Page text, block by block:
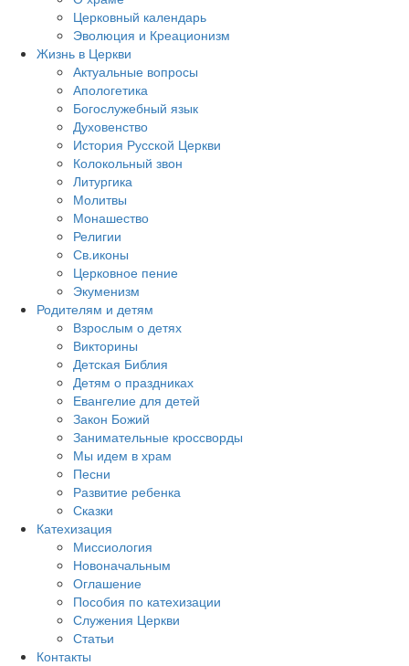
Церковный календарь
Эволюция и Креационизм
Жизнь в Церкви
Актуальные вопросы
Апологетика
Богослужебный язык
Духовенство
История Русской Церкви
Колокольный звон
Литургика
Молитвы
Монашество
Религии
Св.иконы
Церковное пение
Экуменизм
Родителям и детям
Взрослым о детях
Викторины
Детская Библия
Детям о праздниках
Евангелие для детей
Закон Божий
Занимательные кроссворды
Мы идем в храм
Песни
Развитие ребенка
Сказки
Катехизация
Миссиология
Новоначальным
Оглашение
Пособия по катехизации
Служения Церкви
Статьи
Контакты